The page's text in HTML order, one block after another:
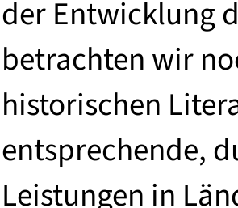
der Entwicklung
betrachten wir
historischen
entsprechende,
Leistungen in